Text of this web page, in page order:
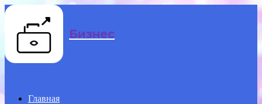
Menu Бизнес
Главная